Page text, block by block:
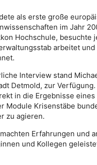
als erste große
im Jahr
Hochschule, besuchte
arbeitet
Interview stand
Detmold, zur
in die Ergebnisse
Module Krisenstäbe
zu agieren.
Erfahrungen und
und Kollegen